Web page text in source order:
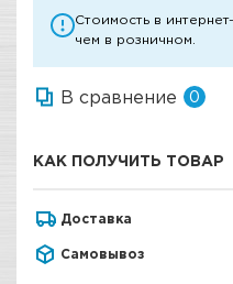
Стоимость в
чем в розничном.
В сравнение 0
КАК ПОЛУЧИТЬ ТОВАР
Доставка
Самовывоз